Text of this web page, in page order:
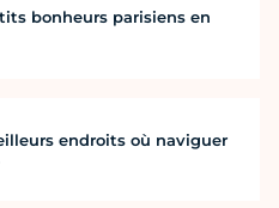
bonheurs parisiens en
endroits où naviguer